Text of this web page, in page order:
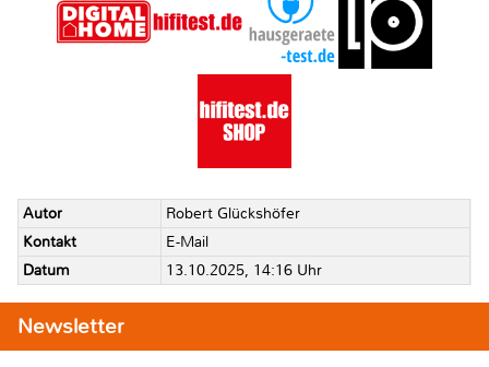
Autor
Robert Glückshöfer
Kontakt
E-Mail
Datum
13.10.2025, 14:16 Uhr
Newsletter